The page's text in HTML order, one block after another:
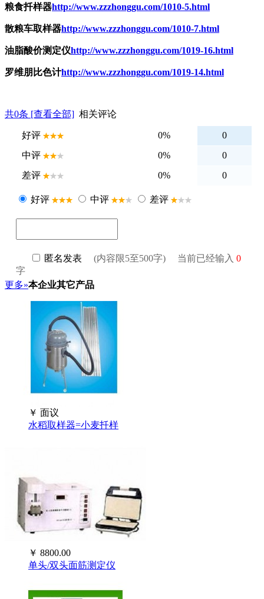
粮食扦样器http://www.zzzhonggu.com/1010-5.html
散粮车取样器http://www.zzzhonggu.com/1010-7.html
油脂酸价测定仪http://www.zzzhonggu.com/1019-16.html
罗维朋比色计http://www.zzzhonggu.com/1019-14.html
共0条 [查看全部] 相关评论
更多»本企业其它产品
￥ 面议
水稻取样器=小麦扦样
￥ 8800.00
单头/双头面筋测定仪